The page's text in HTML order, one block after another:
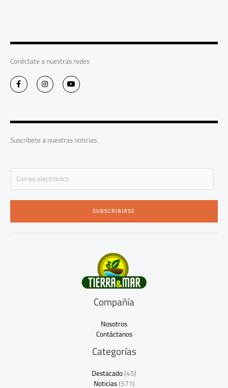
Conéctate a nuestras redes
F
a
c
o
-
f
I
n
s
r
m
Y
o
u
e
Suscríbete a nuestras noticias
E
a
i
*
SUBSCRIBIRSE
Compañía
Nosotros
Contáctanos
Categorías
Destacado(45)
Noticias(571)